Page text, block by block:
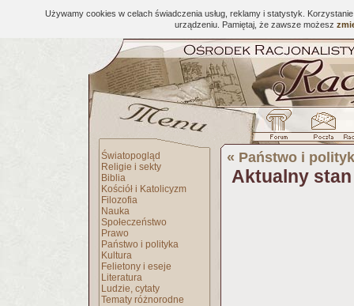
Używamy cookies w celach świadczenia usług, reklamy i statystyk.
urządzeniu. Pamiętaj, że zawsze możesz
Światopogląd
Religie i sekty
Biblia
Kościół i Katolicyzm
Filozofia
Nauka
Społeczeństwo
Prawo
Państwo i polityka
Kultura
Felietony i eseje
Literatura
Ludzie, cytaty
Tematy różnorodne
« Państwo i
Aktualny